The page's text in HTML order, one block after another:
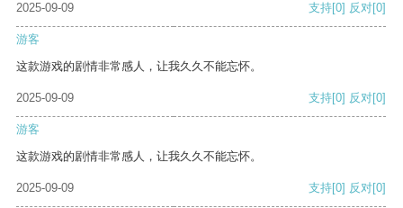
2025-09-09 支持[0] 反对[0]
游客
这款游戏的剧情非常感人，让我久久不能忘怀。
2025-09-09 支持[0] 反对[0]
游客
这款游戏的剧情非常感人，让我久久不能忘怀。
2025-09-09 支持[0] 反对[0]